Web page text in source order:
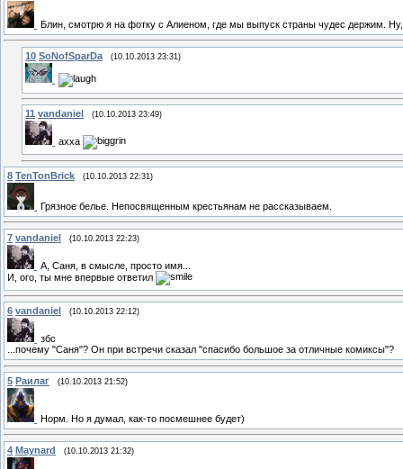
Блин, смотрю я на фотку с Алиеном, где мы выпуск страны чудес держим.
10 SoNofSparDa (10.10.2013 23:31)
11 vandaniel (10.10.2013 23:49)
ахха
8 TenTonBrick (10.10.2013 22:31)
Грязное белье. Непосвященным крестьянам не рассказываем.
7 vandaniel (10.10.2013 22:23)
А, Саня, в смысле, просто имя...
И, ого, ты мне впервые ответил
6 vandaniel (10.10.2013 22:12)
збс
...почему "Саня"? Он при встречи сказал "спасибо большое за отличные комиксы"?
5 Раилаг (10.10.2013 21:52)
Норм. Но я думал, как-то посмешнее будет)
4 Maynard (10.10.2013 21:32)